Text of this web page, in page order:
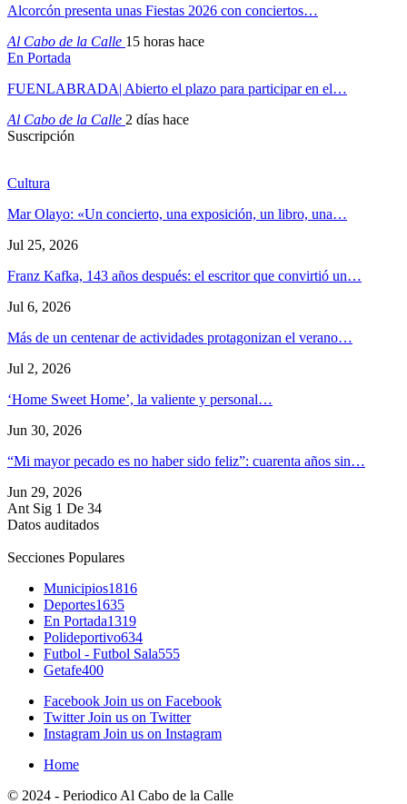
Alcorcón presenta unas Fiestas 2026 con conciertos…
Al Cabo de la Calle 15 horas hace
En Portada
FUENLABRADA| Abierto el plazo para participar en el…
Al Cabo de la Calle 2 días hace
Suscripción
Cultura
Mar Olayo: «Un concierto, una exposición, un libro, una…
Jul 25, 2026
Franz Kafka, 143 años después: el escritor que convirtió un…
Jul 6, 2026
Más de un centenar de actividades protagonizan el verano…
Jul 2, 2026
‘Home Sweet Home’, la valiente y personal…
Jun 30, 2026
“Mi mayor pecado es no haber sido feliz”: cuarenta años sin…
Jun 29, 2026
Ant Sig 1 De 34
Datos auditados
Secciones Populares
Municipios1816
Deportes1635
En Portada1319
Polideportivo634
Futbol - Futbol Sala555
Getafe400
Facebook Join us on Facebook
Twitter Join us on Twitter
Instagram Join us on Instagram
Home
© 2024 - Periodico Al Cabo de la Calle